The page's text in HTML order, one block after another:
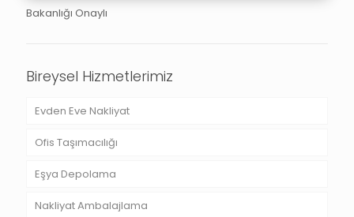
Bakanlığı Onaylı
Bireysel Hizmetlerimiz
Evden Eve Nakliyat
Ofis Taşımacılığı
Eşya Depolama
Nakliyat Ambalajlama